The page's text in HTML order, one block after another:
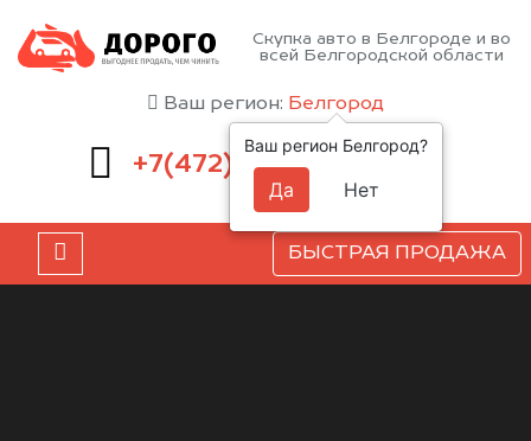
Скупка авто в Белгороде и во
всей Белгородской области
Ваш регион: Белгород
+7(472) 220-54-52
БЫСТРАЯ ПРОДАЖА
Ваш регион Белгород?
Да Нет